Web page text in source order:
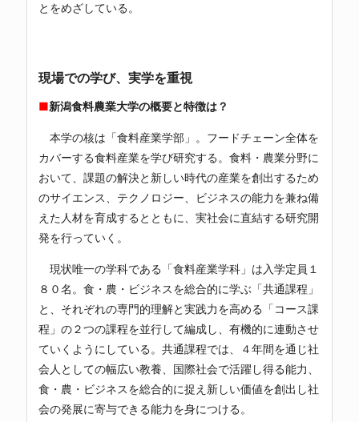
とをめざしている。
現場での学び、実学を重視
■新潟食料農業大学の概要と特徴は？
本学の核は「食料産業学部」。フードチェーン全体を
カバーする食料産業を学び研究する。食料・農業分野に
おいて、課題の解決と新しい時代の産業を創出するため
のサイエンス、テクノロジー、ビジネスの能力を兼ね備
えた人材を育成するとともに、実社会に直結する研究開
発を行っていく。
現状唯一の学科である「食料産業学科」は入学定員１
８０名。食・農・ビジネスを総合的に学ぶ「共通課程」
と、それぞれの専門的理解と実践力を高める「コース課
程」の２つの課程を並行して編成し、有機的に連動させ
ていくようにしている。共通課程では、４年間を通じ社
会人としての幅広い教養、国際社会で活躍し得る能力、
食・農・ビジネスを総合的に捉え新しい価値を創出し社
会の発展に寄与できる能力を身につける。